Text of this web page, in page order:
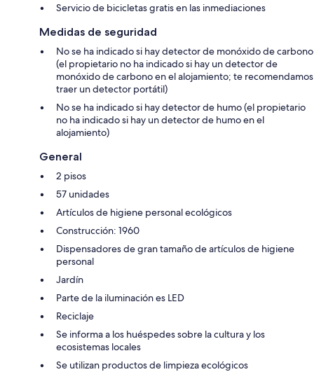
Servicio de bicicletas gratis en las inmediaciones
Medidas de seguridad
No se ha indicado si hay detector de monóxido de carbono
(el propietario no ha indicado si hay un detector de
monóxido de carbono en el alojamiento; te recomendamos
traer un detector portátil)
No se ha indicado si hay detector de humo (el propietario
no ha indicado si hay un detector de humo en el
alojamiento)
General
2 pisos
57 unidades
Artículos de higiene personal ecológicos
Construcción: 1960
Dispensadores de gran tamaño de artículos de higiene
personal
Jardín
Parte de la iluminación es LED
Reciclaje
Se informa a los huéspedes sobre la cultura y los
ecosistemas locales
Se utilizan productos de limpieza ecológicos